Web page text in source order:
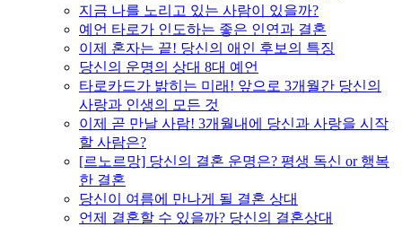
지금 나를 노리고 있는 사람이 있을까?
예언 타로가 인도하는 좋은 인연과 결혼
이제 혼자는 끝! 당신의 애인 후보의 특징
당신의 운명의 상대 8대 예언
타로카드가 밝히는 미래! 앞으로 3개월간 당신의
사랑과 인생의 모든 것
이제 곧 만날 사람! 3개월내에 당신과 사랑을 시작
할 사람은?
[르노르망] 당신의 결혼 운명은? 평생 독신 or 행복
한 결혼
당신이 여름에 만나게 될 결혼 상대
언제 결혼할 수 있을까? 당신의 결혼상대